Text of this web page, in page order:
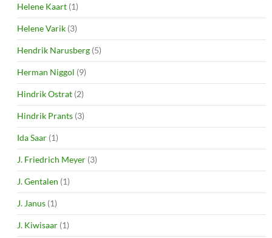
Helene Kaart (1)
Helene Varik (3)
Hendrik Narusberg (5)
Herman Niggol (9)
Hindrik Ostrat (2)
Hindrik Prants (3)
Ida Saar (1)
J. Friedrich Meyer (3)
J. Gentalen (1)
J. Janus (1)
J. Kiwisaar (1)